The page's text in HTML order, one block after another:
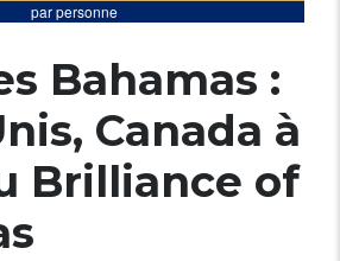
par personne
Bahamas :
Canada à
Brilliance of